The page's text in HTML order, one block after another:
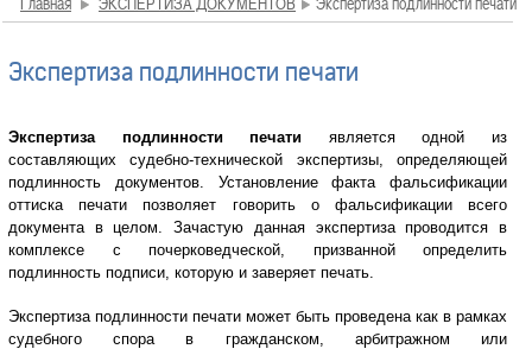
Экспертиза подлинности печати
Экспертиза подлинности печати является одной из
составляющих судебно-технической экспертизы, определяющей
подлинность документов. Установление факта фальсификации
оттиска печати позволяет говорить о фальсификации всего
документа в целом. Зачастую данная экспертиза проводится в
комплексе с почерковедческой, призванной определить
подлинность подписи, которую и заверяет печать.
Экспертиза подлинности печати может быть проведена как в рамках
судебного спора в гражданском, арбитражном или